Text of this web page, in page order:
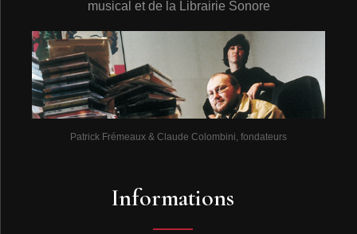
musical et de la Librairie Sonore
Patrick Frémeaux & Claude Colombini, fondateurs
Informations